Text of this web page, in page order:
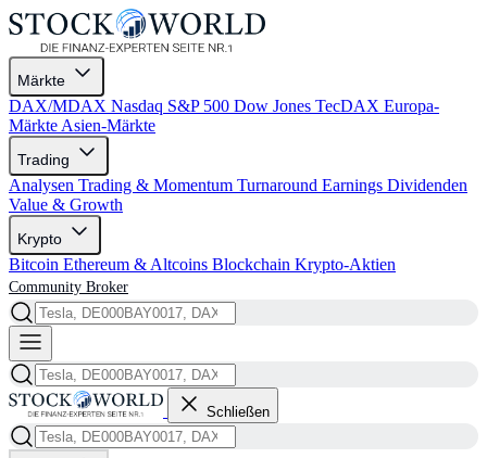
Märkte
DAX/MDAX Nasdaq S&P 500 Dow Jones TecDAX Europa-
Märkte Asien-Märkte
Trading
Analysen Trading & Momentum Turnaround Earnings Dividenden
Value & Growth
Krypto
Bitcoin Ethereum & Altcoins Blockchain Krypto-Aktien
Community Broker
Schließen